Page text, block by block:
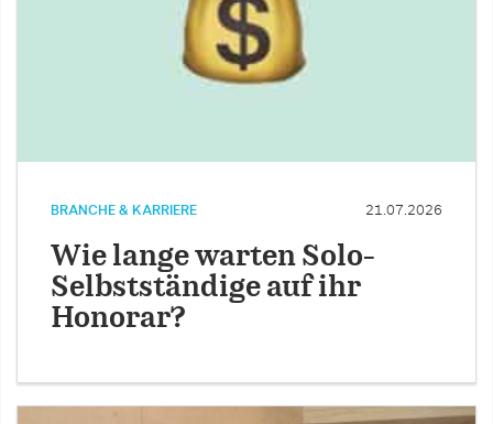
BRANCHE & KARRIERE 21.07.2026
Wie lange warten Solo-
Selbstständige auf ihr
Honorar?